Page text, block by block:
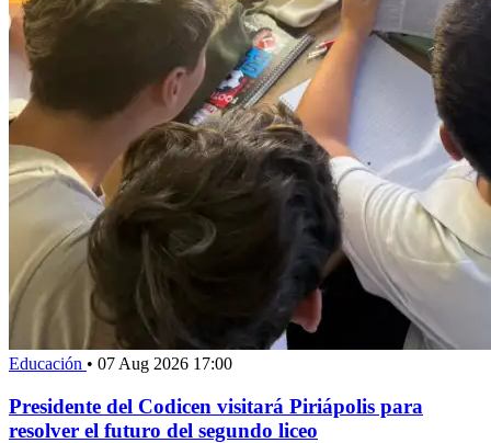
Educación • 07 Aug 2026 17:00
Presidente del Codicen visitará Piriápolis para
resolver el futuro del segundo liceo